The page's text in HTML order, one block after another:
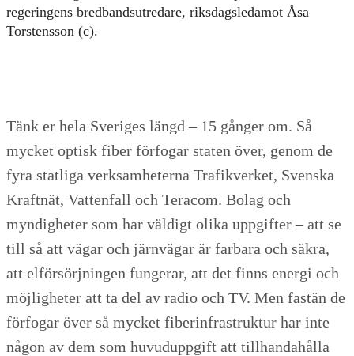
regeringens bredbandsutredare, riksdagsledamot Åsa
Torstensson (c).
Tänk er hela Sveriges längd – 15 gånger om. Så
mycket optisk fiber förfogar staten över, genom de
fyra statliga verksamheterna Trafikverket, Svenska
Kraftnät, Vattenfall och Teracom. Bolag och
myndigheter som har väldigt olika uppgifter – att se
till så att vägar och järnvägar är farbara och säkra,
att elförsörjningen fungerar, att det finns energi och
möjligheter att ta del av radio och TV. Men fastän de
förfogar över så mycket fiberinfrastruktur har inte
någon av dem som huvuduppgift att tillhandahålla